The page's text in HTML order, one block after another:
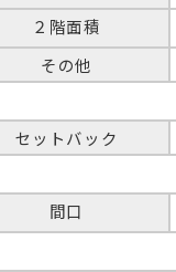
２階面積
その他
セットバック
間口